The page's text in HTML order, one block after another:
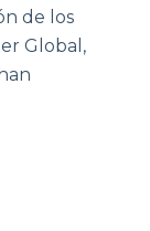
de los
Global,